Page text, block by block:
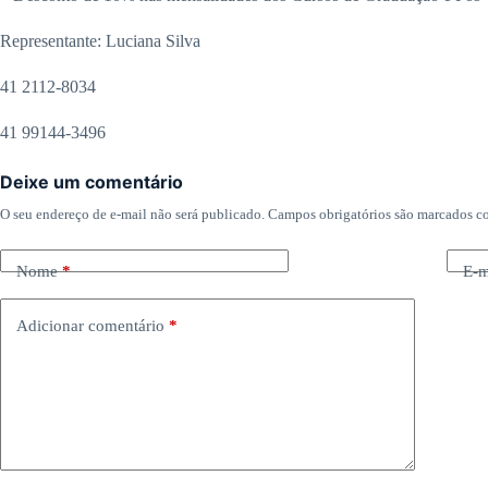
Representante: Luciana Silva
41 2112-8034
41 99144-3496
Deixe um comentário
O seu endereço de e-mail não será publicado. Campos obrigatórios são marcados
Nome* E-
Adicionar comentário *